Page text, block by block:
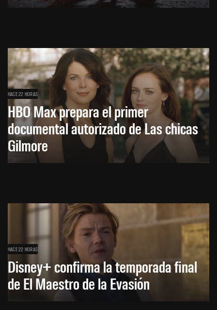
HACE 22 HORAS
HBO Max prepara el primer
documental autorizado de Las chicas
Gilmore
HACE 22 HORAS
Disney+ confirma la temporada final
de El Maestro de la Evasión